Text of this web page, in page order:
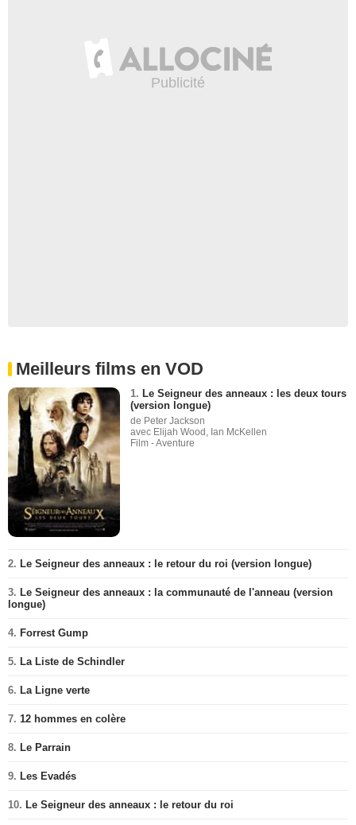
Meilleurs films en VOD
1. Le Seigneur des anneaux : les deux tours
(version longue)
de Peter Jackson
avec Elijah Wood, Ian McKellen
Film - Aventure
2. Le Seigneur des anneaux : le retour du roi (version longue)
3. Le Seigneur des anneaux : la communauté de l'anneau (version
longue)
4. Forrest Gump
5. La Liste de Schindler
6. La Ligne verte
7. 12 hommes en colère
8. Le Parrain
9. Les Evadés
10. Le Seigneur des anneaux : le retour du roi